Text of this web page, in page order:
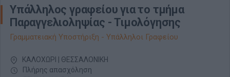
Υπάλληλος γραφείου για το τμήμα
Παραγγελιοληψίας - Τιμολόγησης
Γραμματειακή Υποστήριξη - Υπάλληλοι Γραφείου
ΚΑΛΟΧΩΡΙ | ΘΕΣΣΑΛΟΝΙΚΗ
Πλήρης απασχόληση